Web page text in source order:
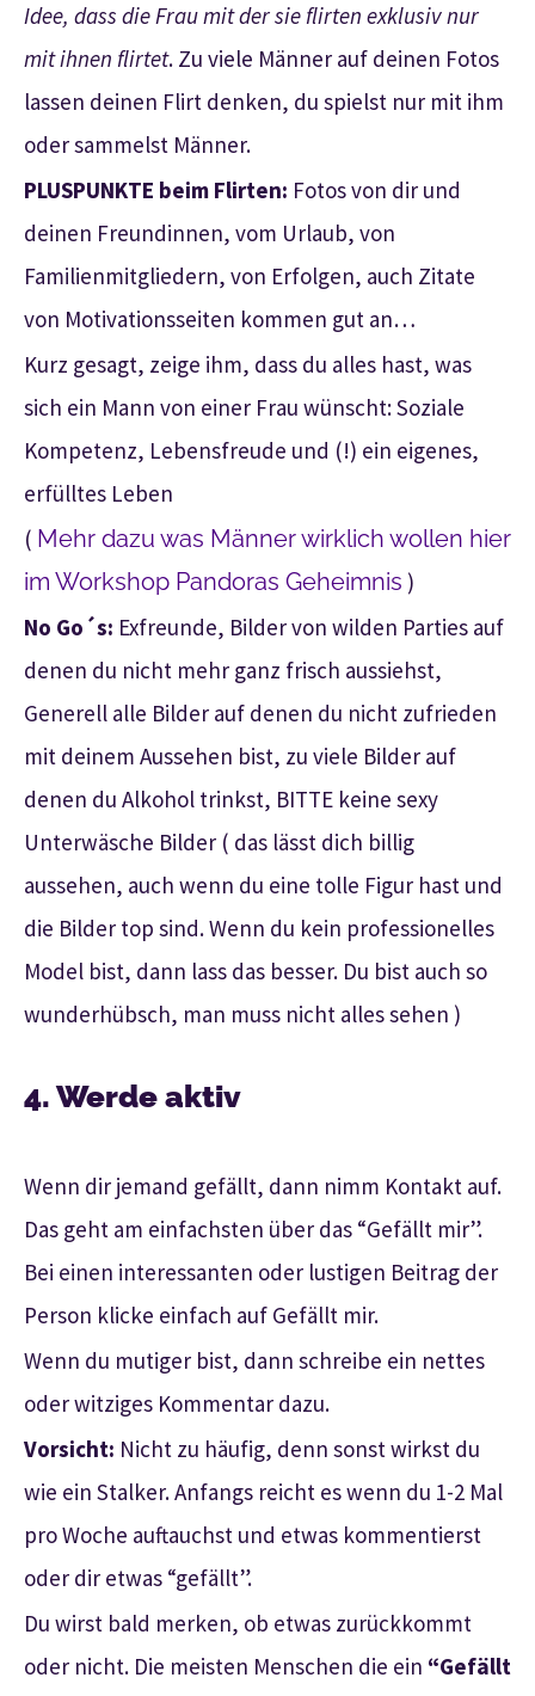
Idee, dass die Frau mit der sie flirten exklusiv nur
mit ihnen flirtet. Zu viele Männer auf deinen Fotos
lassen deinen Flirt denken, du spielst nur mit ihm
oder sammelst Männer.
PLUSPUNKTE beim Flirten: Fotos von dir und
deinen Freundinnen, vom Urlaub, von
Familienmitgliedern, von Erfolgen, auch Zitate
von Motivationsseiten kommen gut an…
Kurz gesagt, zeige ihm, dass du alles hast, was
sich ein Mann von einer Frau wünscht: Soziale
Kompetenz, Lebensfreude und (!) ein eigenes,
erfülltes Leben
( Mehr dazu was Männer wirklich wollen hier
im Workshop Pandoras Geheimnis )
No Go´s: Exfreunde, Bilder von wilden Parties auf
denen du nicht mehr ganz frisch aussiehst,
Generell alle Bilder auf denen du nicht zufrieden
mit deinem Aussehen bist, zu viele Bilder auf
denen du Alkohol trinkst, BITTE keine sexy
Unterwäsche Bilder ( das lässt dich billig
aussehen, auch wenn du eine tolle Figur hast und
die Bilder top sind. Wenn du kein professionelles
Model bist, dann lass das besser. Du bist auch so
wunderhübsch, man muss nicht alles sehen )
4. Werde aktiv
Wenn dir jemand gefällt, dann nimm Kontakt auf.
Das geht am einfachsten über das “Gefällt mir”.
Bei einen interessanten oder lustigen Beitrag der
Person klicke einfach auf Gefällt mir.
Wenn du mutiger bist, dann schreibe ein nettes
oder witziges Kommentar dazu.
Vorsicht: Nicht zu häufig, denn sonst wirkst du
wie ein Stalker. Anfangs reicht es wenn du 1-2 Mal
pro Woche auftauchst und etwas kommentierst
oder dir etwas “gefällt”.
Du wirst bald merken, ob etwas zurückkommt
oder nicht. Die meisten Menschen die ein “Gefällt